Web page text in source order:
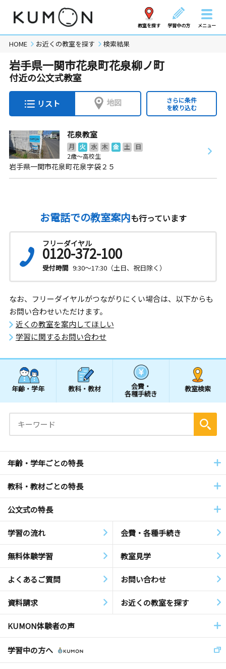
教室を探す 学習中の方 メニュー
HOME お近くの教室を探す 検索結果
岩手県一関市花泉町花泉柳ノ町
付近の公文式教室
リスト 地図
さらに条件
を絞り込む
花泉教室
月 火 水 木 金 土
日
2歳～高校生
岩手県一関市花泉町花泉字袋２５
お電話での教室案内も行っています
フリーダイヤル
0120-372-100
受付時間 9:30～17:30（土日、祝日除く）
なお、フリーダイヤルがつながりにくい場合は、以下からも
お問い合わせいただけます。
近くの教室を案内してほしい
学習に関するお問い合わせ
年齢・学年 教科・教材 会費・
各種手続き
教室検索
年齢・学年ごとの特長
教科・教材ごとの特長
公文式の特長
学習の流れ 会費・各種手続き
無料体験学習 教室見学
よくあるご質問 お問い合わせ
資料請求 お近くの教室を探す
KUMON体験者の声
学習中の方へ